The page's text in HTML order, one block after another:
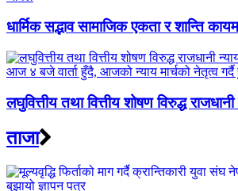
धार्मिक सद्भाव सामाजिक एकता र शान्ति
लघुवित्तीय तथा वित्तीय शोषण विरुद्ध
ताजा